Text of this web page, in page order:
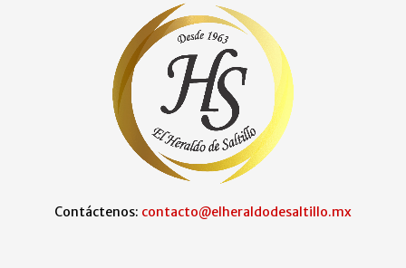
Contáctenos: contacto@elheraldodesaltillo.mx